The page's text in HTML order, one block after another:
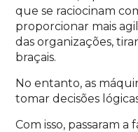
que se raciocinam
proporcionar mais
das organizações,
braçais.
No entanto, as
tomar decisões
Com isso, passaram